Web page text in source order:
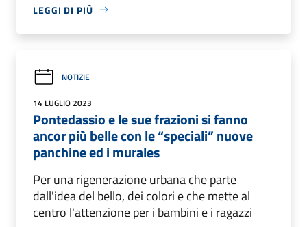
LEGGI DI PIÙ
NOTIZIE
14 LUGLIO 2023
Pontedassio e le sue frazioni si fanno
ancor più belle con le “speciali” nuove
panchine ed i murales
Per una rigenerazione urbana che parte
dall'idea del bello, dei colori e che mette al
centro l'attenzione per i bambini e i ragazzi